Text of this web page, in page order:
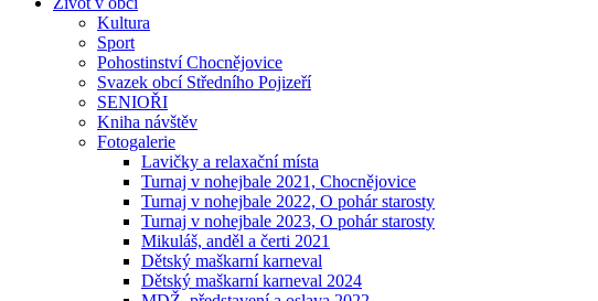
Kultura
Sport
Pohostinství Chocnějovice
Svazek obcí Středního Pojizeří
SENIOŘI
Kniha návštěv
Fotogalerie
Lavičky a relaxační místa
Turnaj v nohejbale 2021, Chocnějovice
Turnaj v nohejbale 2022, O pohár starosty
Turnaj v nohejbale 2023, O pohár starosty
Mikuláš, anděl a čerti 2021
Dětský maškarní karneval
Dětský maškarní karneval 2024